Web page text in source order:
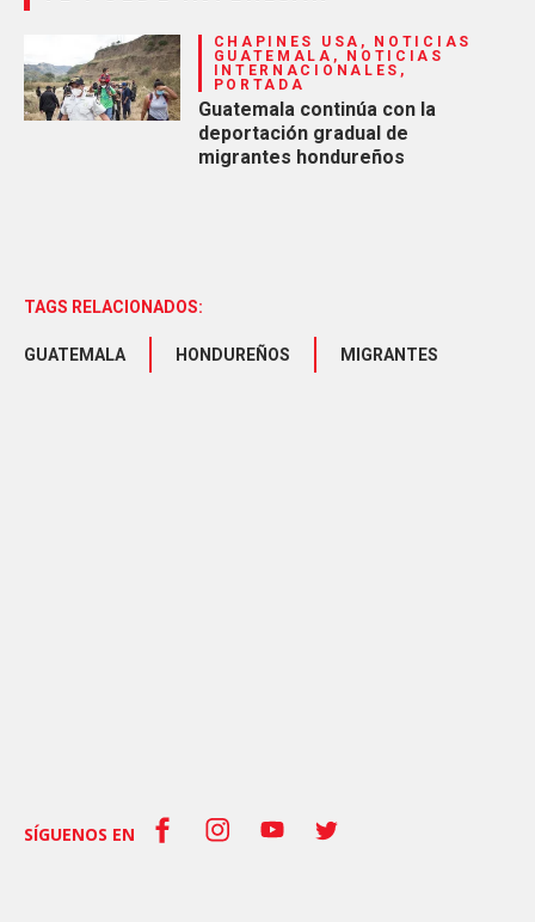
CHAPINES USA, NOTICIAS
GUATEMALA, NOTICIAS
INTERNACIONALES,
PORTADA
Guatemala continúa con la
deportación gradual de
migrantes hondureños
TAGS RELACIONADOS:
GUATEMALA HONDUREÑOS MIGRANTES
SÍGUENOS EN